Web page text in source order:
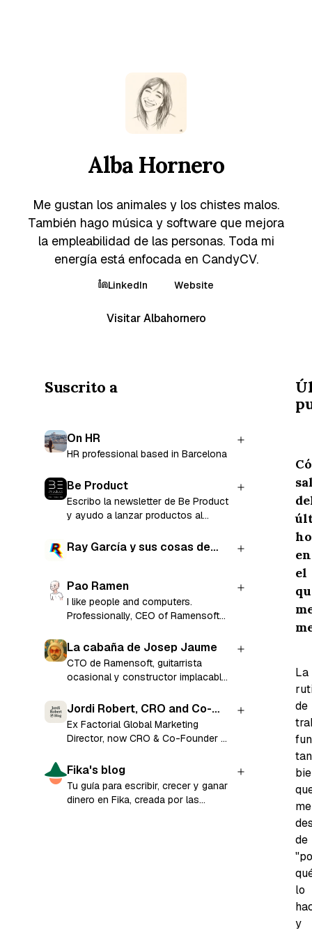
Alba Hornero
Me gustan los animales y los chistes malos.
También hago música y software que mejora
la empleabilidad de las personas. Toda mi
energía está enfocada en CandyCV.
LinkedIn Website
Visitar Albahornero
Suscrito a
On HR
HR professional based in Barcelona
Be Product
Escribo la newsletter de Be Product
y ayudo a lanzar productos al
Ray García y sus cosas de
Pao Ramen
I like people and computers.
Professionally, CEO of Ramensoft
Factorial.
La cabaña de Josep Jaume
CTO de Ramensoft, guitarrista
ocasional y constructor implacable
Jordi Robert, CRO and Co-
Founder at Ramensoft
Ex Factorial Global Marketing
Director, now CRO & Co-Founder at
Fika's blog
Tu guía para escribir, crecer y ganar
dinero en Fika, creada por las
en
el
La
de
tan
me
de
lo
y